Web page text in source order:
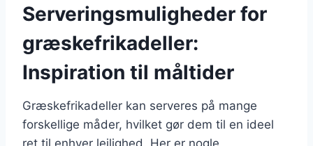
Serveringsmuligheder for
græskefrikadeller:
Inspiration til måltider
Græskefrikadeller kan serveres på mange
forskellige måder, hvilket gør dem til en ideel
ret til enhver lejlighed. Her er nogle